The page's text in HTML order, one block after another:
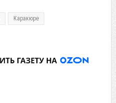
Каракюре